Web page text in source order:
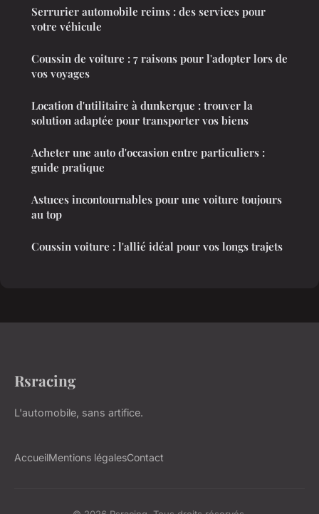
Serrurier automobile reims : des services pour
votre véhicule
Coussin de voiture : 7 raisons pour l'adopter lors de
vos voyages
Location d'utilitaire à dunkerque : trouver la
solution adaptée pour transporter vos biens
Acheter une auto d'occasion entre particuliers :
guide pratique
Astuces incontournables pour une voiture toujours
au top
Coussin voiture : l'allié idéal pour vos longs trajets
Rsracing
L'automobile, sans artifice.
AccueilMentions légalesContact